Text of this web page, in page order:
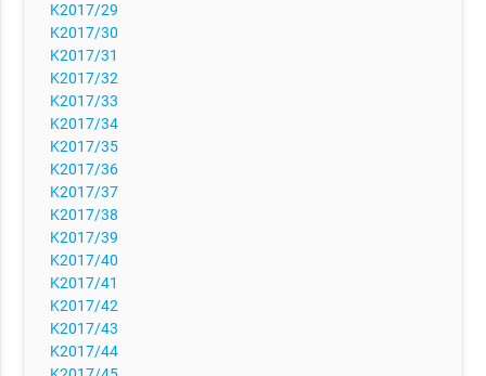
K2017/29
K2017/30
K2017/31
K2017/32
K2017/33
K2017/34
K2017/35
K2017/36
K2017/37
K2017/38
K2017/39
K2017/40
K2017/41
K2017/42
K2017/43
K2017/44